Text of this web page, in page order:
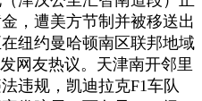
，遭美方节制并被移送出
纽约曼哈顿南区联邦地域
网友热议。天津南开邻里
违规，凯迪拉克F1车队